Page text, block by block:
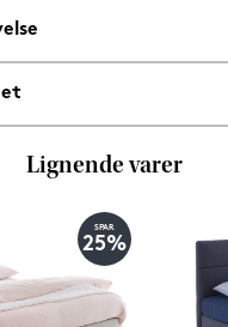
Lignende varer
SPAR
25%